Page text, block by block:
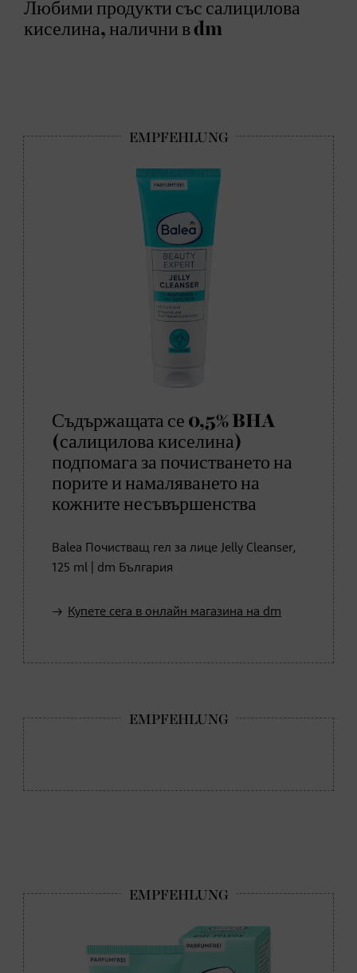
Любими продукти със салицилова
киселина, налични в dm
Съдържащата се 0,5% BHA
(салицилова киселина)
подпомага за почистването на
порите и намаляването на
кожните несъвършенства
Balea Почистващ гел за лице Jelly Cleanser,
125 ml | dm България
Купете сега в онлайн магазина на dm